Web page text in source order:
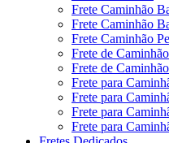
Frete Caminhão
Frete Caminhão
Frete Caminhão
Frete de Caminhão
Frete de
Frete para
Frete para
Frete para
Frete para